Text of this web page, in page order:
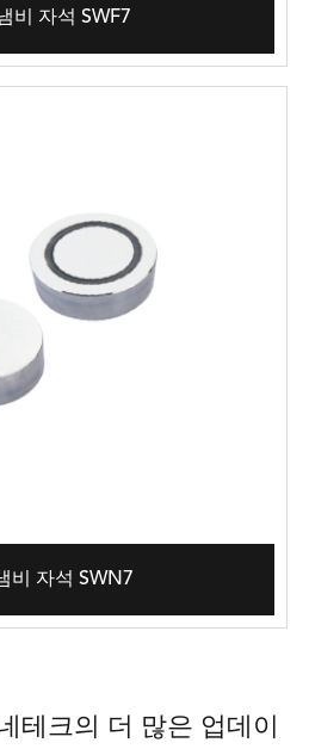
비 자석 SWF7
비 자석 SWN7
테크의 더 많은 업데이